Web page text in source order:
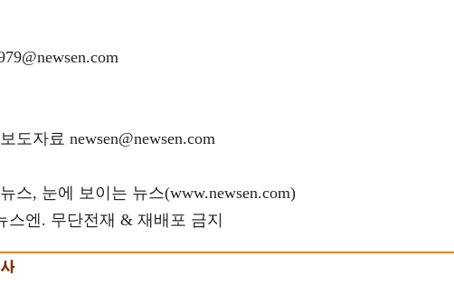
도자료 newsen@newsen.com
스, 눈에 보이는 뉴스(www.newsen.com)
스엔. 무단전재 & 재배포 금지